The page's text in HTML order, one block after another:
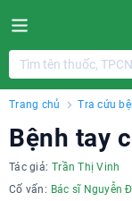
Trang chủ Tra cứu
Bệnh tay
Tác giả: Trần Thị Vinh
Cố vấn: Bác sĩ Nguyễn